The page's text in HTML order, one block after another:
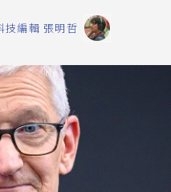
技編輯 張明哲